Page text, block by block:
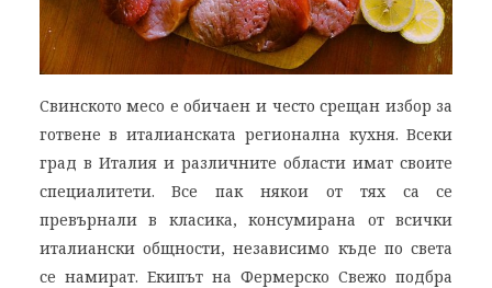
Свинското месо е обичаен и често срещан избор за
готвене в италианската регионална кухня. Всеки
град в Италия и различните области имат своите
специалитети. Все пак някои от тях са се
превърнали в класика, консумирана от всички
италиански общности, независимо къде по света
се намират. Екипът на Фермерско Свежо подбра